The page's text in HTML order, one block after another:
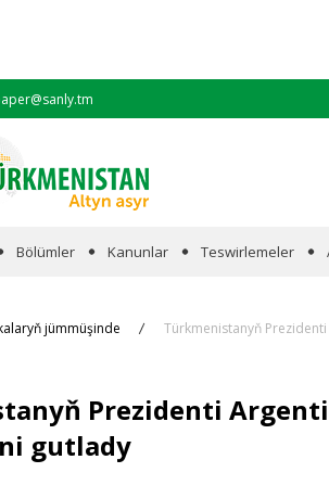
Bölümler
Hyzmatdaşlyk
Kanunlar Teswirlemeler
jümmüşinde Türkmenistanyň
Prezidenti
gutlady